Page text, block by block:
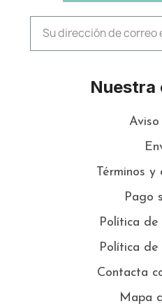
Nuestra
Aviso
Términos y
Pago
Política de
Política de
Contacta
Mapa